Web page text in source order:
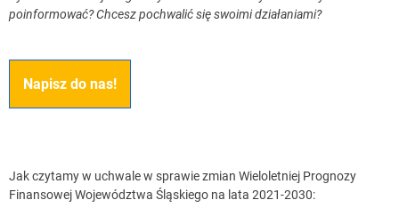
poinformować? Chcesz pochwalić się swoimi działaniami?
Napisz do nas!
Jak czytamy w uchwale w sprawie zmian Wieloletniej Prognozy
Finansowej Województwa Śląskiego na lata 2021-2030: